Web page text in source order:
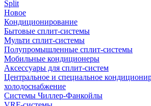
Split
Новое
Кондиционирование
Бытовые сплит-системы
Мульти сплит-системы
Полупромышленные сплит-системы
Мобильные кондиционеры
Аксессуары для сплит-систем
Центральное и специальное
холодоснабжение
Системы Чиллер-Фанкойлы